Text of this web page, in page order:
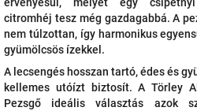
citromhéj tesz még gazdagabbá. A
nem túlzottan, így harmonikus
gyümölcsös ízekkel.
A lecsengés hosszan tartó, édes és
kellemes utóízt biztosít. A Törley
Pezsgő ideális választás azok